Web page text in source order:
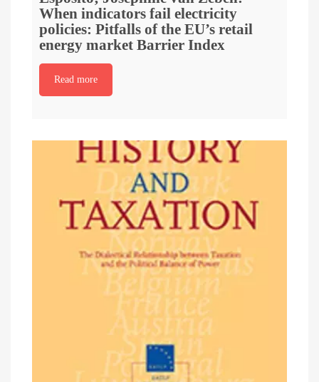
When indicators fail electricity
policies: Pitfalls of the EU’s retail
energy market Barrier Index
Read more